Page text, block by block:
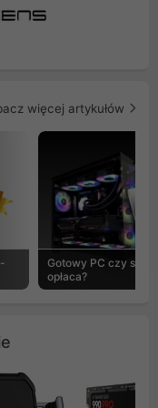
więcej artykułów
Gotowy PC czy
opłaca?